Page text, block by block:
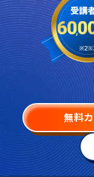
無料